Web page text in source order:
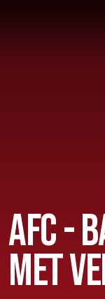
Senioren
Clubinfo
AFC -
MET